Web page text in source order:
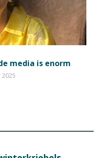
media is enorm